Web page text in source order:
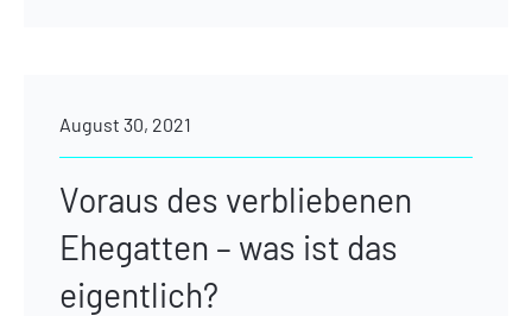
August 30, 2021
Voraus des verbliebenen
Ehegatten – was ist das
eigentlich?